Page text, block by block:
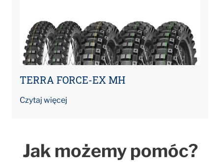
TERRA FORCE-EX MH
Czytaj więcej
Jak możemy pomóc?